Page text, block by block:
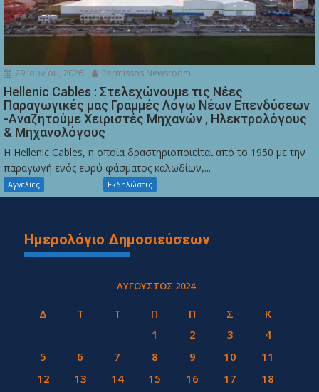
29 Ιουνίου, 2026 Permissos Newsroom
Hellenic Cables : Στελεχώνουμε τις Νέες
Παραγωγικές μας Γραμμές Λόγω Νέων Επενδύσεων
-Αναζητούμε Χειριστές Μηχανών , Ηλεκτρολόγους
& Μηχανολόγους
Η Hellenic Cables, η οποία δραστηριοποιείται από το 1950 με την
παραγωγή ενός ευρύ φάσματος καλωδίων,...
Αγγελιες Εκδηλώσεις
Ημερολόγιο Δημοσιεύσεων
ΑΎΓΟΥΣΤΟΣ 2024
Δ Τ Τ Π Π Σ
Κ
1
2 3
4
5
6 7 8 9 10
11
12
13 14 15 16 17 18